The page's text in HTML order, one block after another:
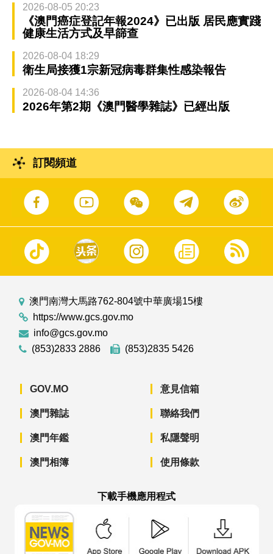
2026-08-05 20:23
《澳門癌症登記年報2024》已出版 居民應實踐
健康生活方式及早篩查
2026-08-04 18:29
衛生局接獲1宗新冠病毒群集性感染報告
2026-08-04 14:36
2026年第2期《澳門醫學雜誌》已經出版
訂閱頻道
澳門南灣大馬路762-804號中華廣場15樓
https://www.gcs.gov.mo
info@gcs.gov.mo
(853)2833 2886
(853)2835 5426
GOV.MO
澳門雜誌
澳門年鑑
澳門相簿
意見信箱
聯絡我們
私隱聲明
使用條款
下載手機應用程式